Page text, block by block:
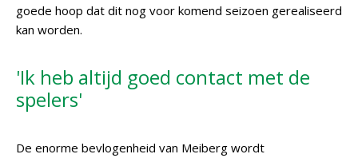
goede hoop dat dit nog voor komend seizoen gerealiseerd
kan worden.
'Ik heb altijd goed contact met de
spelers'
De enorme bevlogenheid van Meiberg wordt